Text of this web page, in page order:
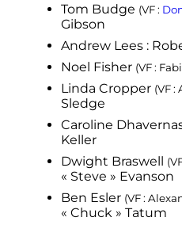
Tom Budge (VF :
Gibson
Andrew Lees :
Noel Fisher (VF :
Linda Cropper (VF :
Sledge
Caroline
Keller
Dwight Braswell
« Steve » Evanson
Ben Esler (VF :
« Chuck » Tatum